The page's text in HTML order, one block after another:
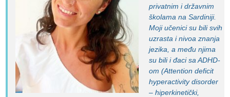
privatnim i državnim
školama na Sardiniji.
Moji učenici su bili svih
uzrasta i nivoa znanja
jezika, a među njima
su bili i đaci sa ADHD-
om (Attention deficit
hyperactivity disorder
– hiperkinetički,